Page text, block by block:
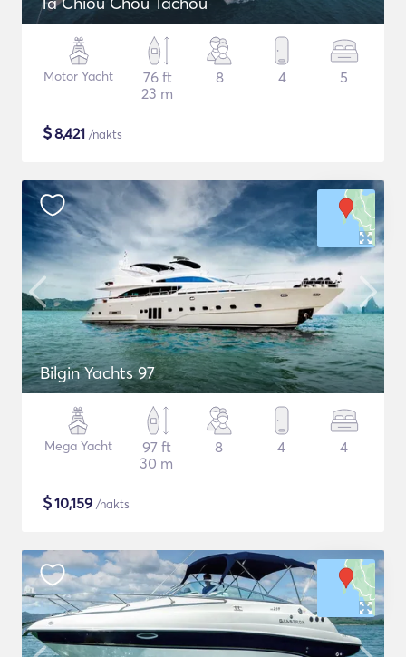
Motor Yacht
76 ft
23 m
8 4 5
$8,421 /nakts
Bilgin Yachts 97
Mega Yacht
97 ft
30 m
8 4 4
$10,159 /nakts